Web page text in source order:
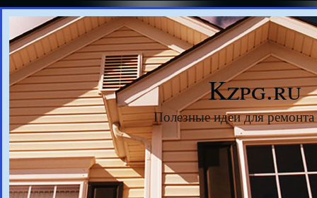
Kzpg.ru
Полезные идеи для